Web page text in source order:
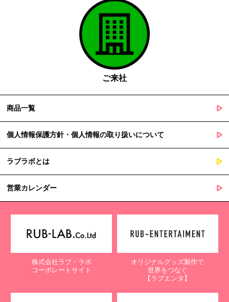
公衆衛生の向上又は児童の健全な育成の推進のために特に必要
がある場合であって、本人の同意を得る事が困難であるとき
国の機関若しくは地方公共団体又はその委託を受けた者が法令
の定める事務を遂行することに対して協力する必要がある場合
であって、本人の同意を得ることによって当該事務の遂行に支
障を及ぼすおそれがあるとき
当社は個人情報の取扱業務の全部または一部を外部に業務委託する
その際、弊社は、個人情報を適切に保護できる管理体制を敷き実行
していることを条件として委託先を厳選したうえで、機密保持契約
を委託先と締結し、お客様の個人情報を厳密に管理させます。
６. 個人情報（保有個人データを含む）の利用目的通知、開示・訂
正等、利用停止等の請求
情報の利用目的の通知、開示、訂正・追加・削除、利用停止・消去
たします。これらの請求は、次の窓口にて受け付けております。
〒761-0323 香川県高松市亀田町90-1
株式会社ラブ・ラボ
電子メール：info@rub-lab.com
ご来社
商品一覧
個人情報保護方針・個人情報の取り扱いについて
ラブラボとは
営業カレンダー
株式会社ラブ・ラボ
コーポレートサイト
オリジナルグッズ製作で
世界をつなぐ
【ラブエンタ】